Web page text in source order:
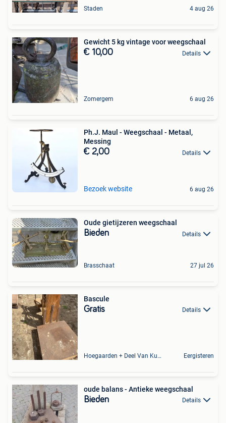
Staden 4 aug 26
Gewicht 5 kg vintage voor weegschaal
€ 10,00 Details
Zomergem 6 aug 26
Ph.J. Maul - Weegschaal - Metaal,
Messing
€ 2,00 Details
Bezoek website 6 aug 26
Oude gietijzeren weegschaal
Bieden Details
Brasschaat 27 jul 26
Bascule
Gratis Details
Hoegaarden + Deel Van Kumtich + Deel Van Tienen Eergisteren
oude balans - Antieke weegschaal
Bieden Details